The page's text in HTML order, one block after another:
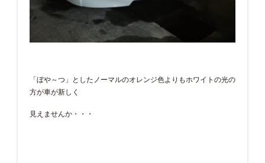
「ぼや～つ」としたノーマルのオレンジ色よりもホワイトの光の
方が車が新しく
見えませんか・・・